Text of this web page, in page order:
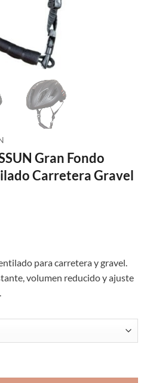
Gran Fondo
Carretera Gravel
para carretera y gravel.
volumen reducido y ajuste